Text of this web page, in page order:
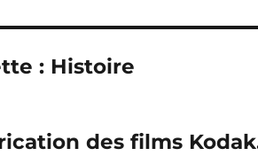
: Histoire
des films